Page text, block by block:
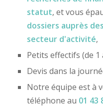
statut, et vous
dossiers auprès
secteur d'activité,
Petits effectifs (de 1
Devis dans la
Notre équipe est à
téléphone au 01 43